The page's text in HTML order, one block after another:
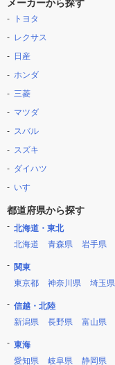
メーカーから探す
トヨタ
レクサス
日産
ホンダ
三菱
マツダ
スバル
スズキ
ダイハツ
いすゞ
都道府県から探す
北海道・東北
北海道
青森県 岩手県
関東
東京都
神奈川県 埼玉県
信越・北陸
新潟県
長野県 富山県
東海
愛知県
岐阜県 静岡県